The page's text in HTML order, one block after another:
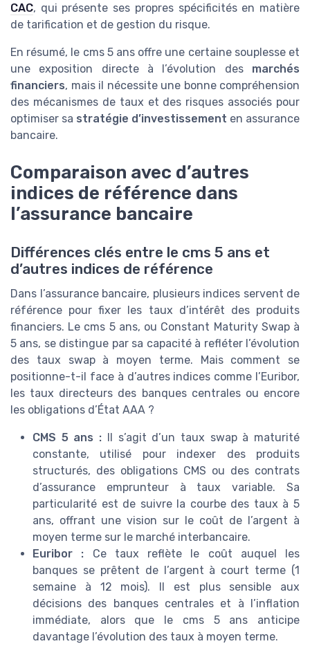
CAC, qui présente ses propres spécificités en matière
de tarification et de gestion du risque.
En résumé, le cms 5 ans offre une certaine souplesse et
une exposition directe à l’évolution des marchés
financiers, mais il nécessite une bonne compréhension
des mécanismes de taux et des risques associés pour
optimiser sa stratégie d’investissement en assurance
bancaire.
Comparaison avec d’autres
indices de référence dans
l’assurance bancaire
Différences clés entre le cms 5 ans et
d’autres indices de référence
Dans l’assurance bancaire, plusieurs indices servent de
référence pour fixer les taux d’intérêt des produits
financiers. Le cms 5 ans, ou Constant Maturity Swap à
5 ans, se distingue par sa capacité à refléter l’évolution
des taux swap à moyen terme. Mais comment se
positionne-t-il face à d’autres indices comme l’Euribor,
les taux directeurs des banques centrales ou encore
les obligations d’État AAA ?
CMS 5 ans : Il s’agit d’un taux swap à maturité
constante, utilisé pour indexer des produits
structurés, des obligations CMS ou des contrats
d’assurance emprunteur à taux variable. Sa
particularité est de suivre la courbe des taux à 5
ans, offrant une vision sur le coût de l’argent à
moyen terme sur le marché interbancaire.
Euribor : Ce taux reflète le coût auquel les
banques se prêtent de l’argent à court terme (1
semaine à 12 mois). Il est plus sensible aux
décisions des banques centrales et à l’inflation
immédiate, alors que le cms 5 ans anticipe
davantage l’évolution des taux à moyen terme.